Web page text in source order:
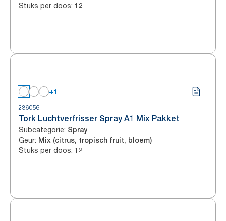
Stuks per doos: 12
+1
236056
Tork Luchtverfrisser Spray A1 Mix Pakket
Subcategorie: Spray
Geur: Mix (citrus, tropisch fruit, bloem)
Stuks per doos: 12